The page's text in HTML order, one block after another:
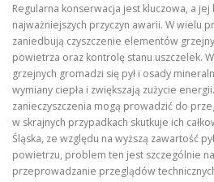
Regularna konserwacja jest kluczowa, a
najważniejszych przyczyn awarii. W wielu
zaniedbują czyszczenie elementów
powietrza oraz kontrolę stanu uszczelek.
grzejnych gromadzi się pył i osady
wymiany ciepła i zwiększają zużycie
zanieczyszczenia mogą prowadzić do
w skrajnych przypadkach skutkuje ich
Śląska, ze względu na wyższą zawartość
powietrzu, problem ten jest szczególnie
przeprowadzanie przeglądów